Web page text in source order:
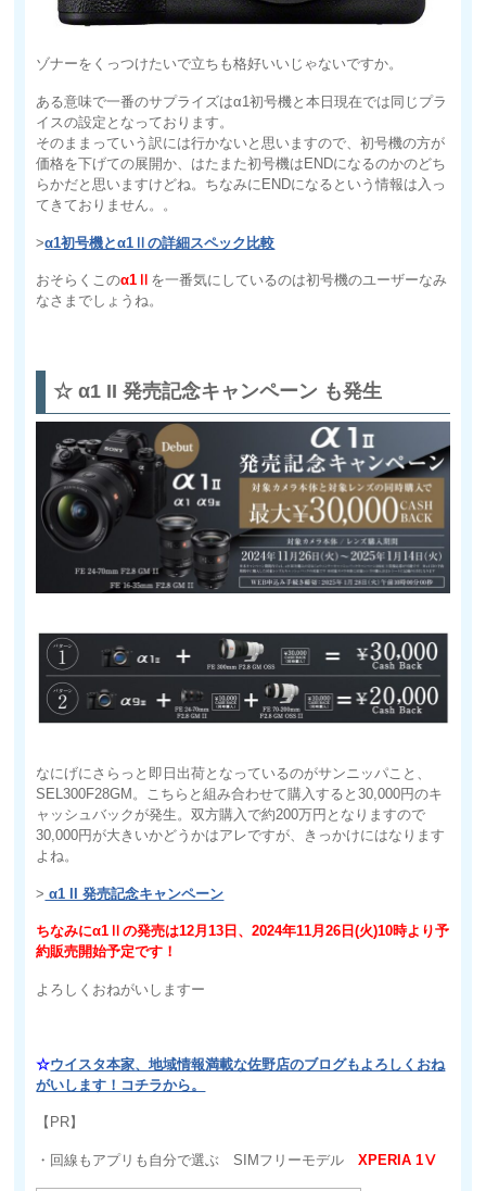
ゾナーをくっつけたいで立ちも格好いいじゃないですか。
ある意味で一番のサプライズはα1初号機と本日現在では同じプラ
イスの設定となっております。
そのままっていう訳には行かないと思いますので、初号機の方が
価格を下げての展開か、はたまた初号機はENDになるのかのどち
らかだと思いますけどね。ちなみにENDになるという情報は入っ
てきておりません。。
>α1初号機とα1Ⅱの詳細スペック比較
おそらくこのα1Ⅱ を一番気にしているのは初号機のユーザーなみ
なさまでしょうね。
☆ α1 II 発売記念キャンペーン も発生
なにげにさらっと即日出荷となっているのがサンニッパこと、
SEL300F28GM。こちらと組み合わせて購入すると30,000円のキ
ャッシュバックが発生。双方購入で約200万円となりますので
30,000円が大きいかどうかはアレですが、きっかけにはなります
よね。
> α1 II 発売記念キャンペーン
ちなみにα1Ⅱの発売は12月13日、2024年11月26日(火)10時より予
約販売開始予定です！
よろしくおねがいしますー
☆ウイスタ本家、地域情報満載な佐野店のブログもよろしくおね
がいします！コチラから。
【PR】
・回線もアプリも自分で選ぶ SIMフリーモデルXPERIA 1Ⅴ